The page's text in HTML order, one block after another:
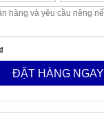
ĐẶT HÀNG NGAY